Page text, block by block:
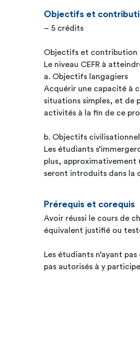
Objectifs et
– 5 crédits
Objectifs et contribution
Le niveau CEFR à
a. Objectifs langagiers
Acquérir une capacité à
situations simples, et de
activités à la fin de ce
b. Objectifs
Les étudiants
plus, approximativement
seront introduits dans la
Prérequis et corequis
Avoir réussi le cours de
équivalent justifié ou
Les étudiants n’ayant
pas autorisés à y